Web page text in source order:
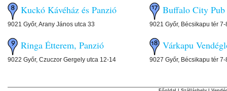
Kuckó Kávéház és Panzió
9021 Győr, Arany János utca 33
Ringa Étterem, Panzió
9022 Győr, Czuczor Gergely utca 12-14
Buffalo City
9021 Győr, Bécsikapu tér 7-
Várkapu
9027 Győr, Bécsikapu tér 7-